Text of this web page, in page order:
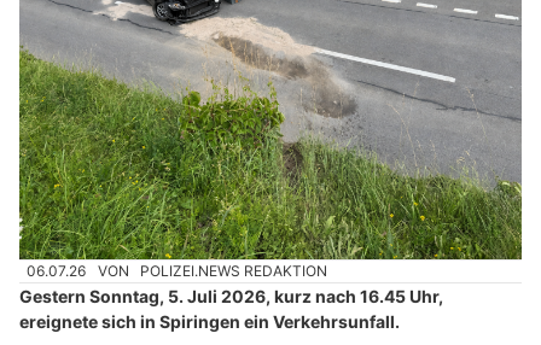
06.07.26 VON POLIZEI.NEWS REDAKTION
Gestern Sonntag, 5. Juli 2026, kurz nach 16.45 Uhr,
ereignete sich in Spiringen ein Verkehrsunfall.